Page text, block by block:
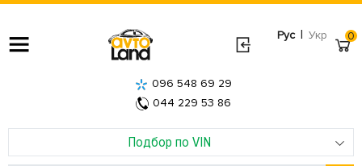
Рус | Укр
Подбор по VIN
096 548 69 29
044 229 53 86
0